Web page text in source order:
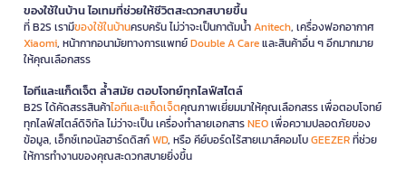
ของใช้ในบ้าน ไอเทมที่ช่วยให้ชีวิตสะดวกสบายขึ้น
ที่ B2S เรามีของใช้ในบ้านครบครัน ไม่ว่าจะเป็นกาต้มน้ำAnitech, เครื่องฟอกอากาศ
Xiaomi, หน้ากากอนามัยทางการแพทย์Double A Careและสินค้าอื่น ๆ อีกมากมาย
ให้คุณเลือกสรร
ไอทีและแก็ดเจ็ต ล้ำสมัย ตอบโจทย์ทุกไลฟ์สไตล์
B2S ได้คัดสรรสินค้าไอทีและแก็ดเจ็ตคุณภาพเยี่ยมมาให้คุณเลือกสรร เพื่อตอบโจทย์
ทุกไลฟ์สไตล์ดิจิทัล ไม่ว่าจะเป็น เครื่องทำลายเอกสารNEOเพื่อความปลอดภัยของ
ข้อมูล, เอ็กซ์เทอนัลฮาร์ดดิสก์WD, หรือ คีย์บอร์ดไร้สายเมาส์คอมโบGEEZERที่ช่วย
ให้การทำงานของคุณสะดวกสบายยิ่งขึ้น